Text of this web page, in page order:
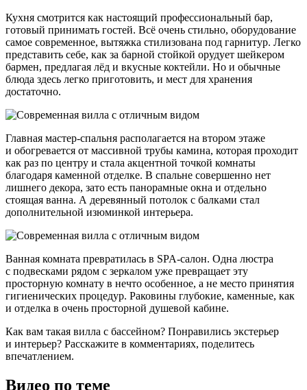
Кухня смотрится как настоящий профессиональный бар,
готовый принимать гостей. Всё очень стильно, оборудование
самое современное, вытяжка стилизована под гарнитур. Легко
представить себе, как за барной стойкой орудует шейкером
бармен, предлагая лёд и вкусные коктейли. Но и обычные
блюда здесь легко приготовить, и мест для хранения
достаточно.
Главная мастер-спальня располагается на втором этаже
и обогревается от массивной трубы камина, которая проходит
как раз по центру и стала акцентной точкой комнаты
благодаря каменной отделке. В спальне совершенно нет
лишнего декора, зато есть панорамные окна и отдельно
стоящая ванна. А деревянный потолок с балками стал
дополнительной изюминкой интерьера.
Ванная комната превратилась в SPA-салон. Одна люстра
с подвесками рядом с зеркалом уже превращает эту
просторную комнату в нечто особенное, а не место принятия
гигиенических процедур. Раковины глубокие, каменные, как
и отделка в очень просторной душевой кабине.
Как вам такая вилла с бассейном? Понравились экстерьер
и интерьер? Расскажите в комментариях, поделитесь
впечатлением.
Видео по теме